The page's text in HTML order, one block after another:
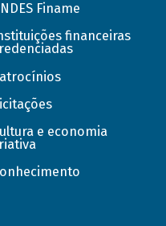
Finame
financeiras
e economia